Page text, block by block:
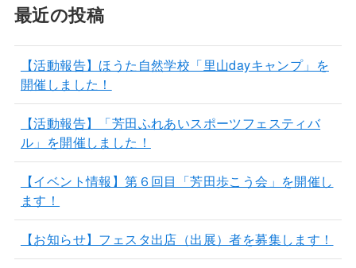
最近の投稿
【活動報告】ほうた自然学校「里山dayキャンプ」を
開催しました！
【活動報告】「芳田ふれあいスポーツフェスティバ
ル」を開催しました！
【イベント情報】第６回目「芳田歩こう会」を開催し
ます！
【お知らせ】フェスタ出店（出展）者を募集します！